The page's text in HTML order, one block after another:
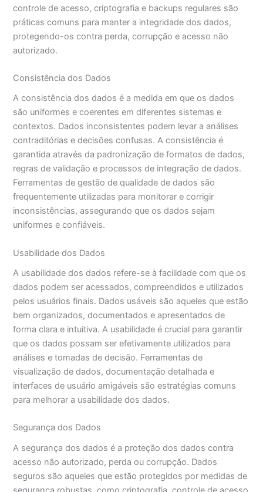
controle de acesso, criptografia e backups regulares são
práticas comuns para manter a integridade dos dados,
protegendo-os contra perda, corrupção e acesso não
autorizado.
Consistência dos Dados
A consistência dos dados é a medida em que os dados
são uniformes e coerentes em diferentes sistemas e
contextos. Dados inconsistentes podem levar a análises
contraditórias e decisões confusas. A consistência é
garantida através da padronização de formatos de dados,
regras de validação e processos de integração de dados.
Ferramentas de gestão de qualidade de dados são
frequentemente utilizadas para monitorar e corrigir
inconsistências, assegurando que os dados sejam
uniformes e confiáveis.
Usabilidade dos Dados
A usabilidade dos dados refere-se à facilidade com que os
dados podem ser acessados, compreendidos e utilizados
pelos usuários finais. Dados usáveis são aqueles que estão
bem organizados, documentados e apresentados de
forma clara e intuitiva. A usabilidade é crucial para garantir
que os dados possam ser efetivamente utilizados para
análises e tomadas de decisão. Ferramentas de
visualização de dados, documentação detalhada e
interfaces de usuário amigáveis são estratégias comuns
para melhorar a usabilidade dos dados.
Segurança dos Dados
A segurança dos dados é a proteção dos dados contra
acesso não autorizado, perda ou corrupção. Dados
seguros são aqueles que estão protegidos por medidas de